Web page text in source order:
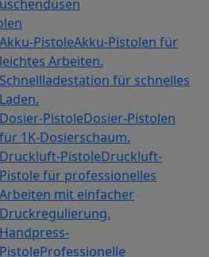
Akku-PistoleAkku-Pistolen für
leichtes Arbeiten.
Schnellladestation für schnelles
Laden.
Dosier-PistoleDosier-Pistolen
für 1K-Dosierschaum.
Druckluft-PistoleDruckluft-
Pistole für professionelles
Arbeiten mit einfacher
Druckregulierung.
Handpress-
PistoleProfessionelle